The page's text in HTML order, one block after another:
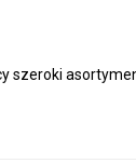
szeroki